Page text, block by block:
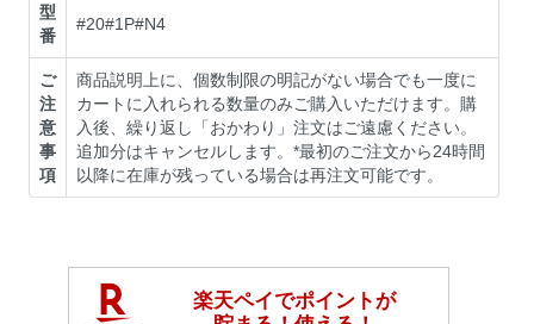
型
番
#20#1P#N4
ご
注
意
事
項
商品説明上に、個数制限の明記がない場合でも一度に
カートに入れられる数量のみご購入いただけます。購
入後、繰り返し「おかわり」注文はご遠慮ください。
追加分はキャンセルします。*最初のご注文から24時間
以降に在庫が残っている場合は再注文可能です。